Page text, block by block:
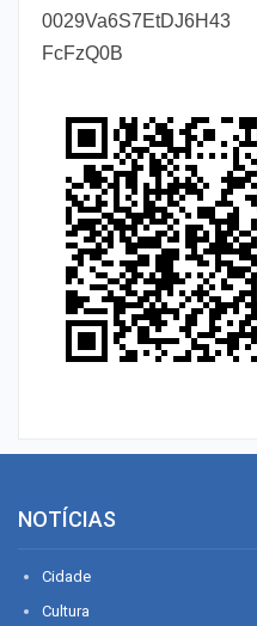
0029Va6S7EtDJ6H43
FcFzQ0B
NOTÍCIAS
Cidade
Cultura